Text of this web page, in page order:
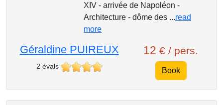
XIV - arrivée de Napoléon -
Architecture - dôme des ...read
more
Géraldine PUIREUX
2 évals
12 € / pers.
Book